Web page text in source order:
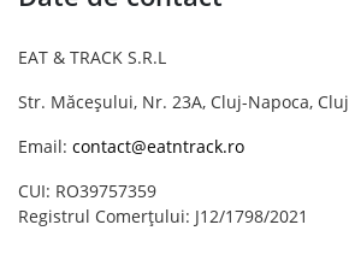
EAT & TRACK S.R.L
Str. Măceșului, Nr. 23A, Cluj-Napoca, Cluj
Email: contact@eatntrack.ro
CUI: RO39757359
Registrul Comerțului: J12/1798/2021